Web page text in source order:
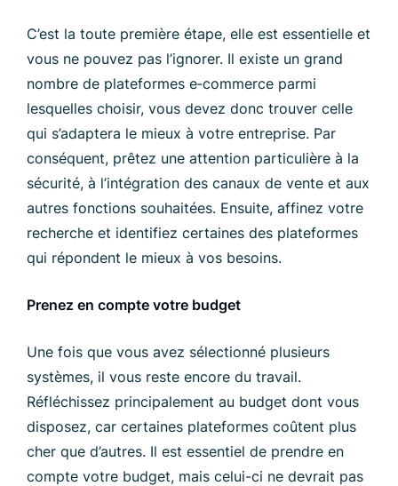
C’est la toute première étape, elle est essentielle et
vous ne pouvez pas l’ignorer. Il existe un grand
nombre de plateformes e‑commerce parmi
lesquelles choisir, vous devez donc trouver celle
qui s’adaptera le mieux à votre entreprise. Par
conséquent, prêtez une attention particulière à la
sécurité, à l’intégration des canaux de vente et aux
autres fonctions souhaitées. Ensuite, affinez votre
recherche et identifiez certaines des plateformes
qui répondent le mieux à vos besoins.
Prenez en compte votre budget
Une fois que vous avez sélectionné plusieurs
systèmes, il vous reste encore du travail.
Réfléchissez principalement au budget dont vous
disposez, car certaines plateformes coûtent plus
cher que d’autres. Il est essentiel de prendre en
compte votre budget, mais celui-ci ne devrait pas